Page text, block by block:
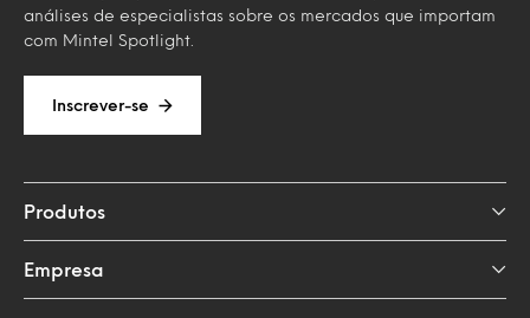
análises de especialistas sobre os mercados que importam
com Mintel Spotlight.
Inscrever-se
Produtos
Empresa